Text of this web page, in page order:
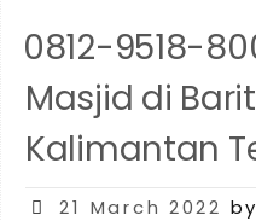
0812-9518-
Masjid di
Kalimantan
Posted
21 March 2022